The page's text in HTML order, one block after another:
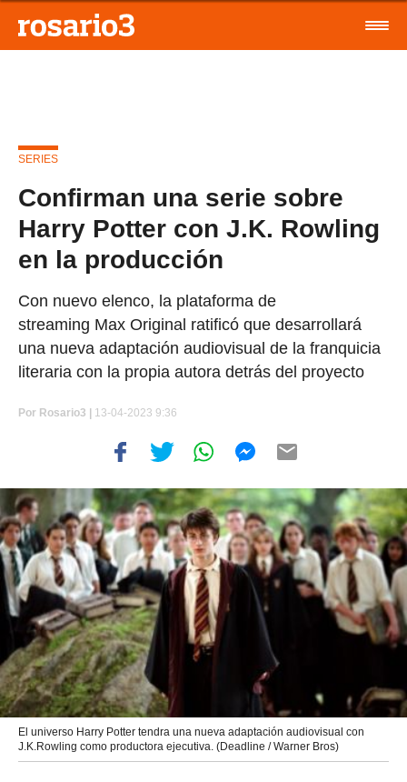
SERIES
Confirman una serie sobre
Harry Potter con J.K. Rowling
en la producción
Con nuevo elenco, la plataforma de
streaming Max Original ratificó que desarrollará
una nueva adaptación audiovisual de la franquicia
literaria con la propia autora detrás del proyecto
Por Rosario3 | 13-04-2023 9:36
El universo Harry Potter tendra una nueva adaptación audiovisual con
J.K.Rowling como productora ejecutiva. (Deadline / Warner Bros)